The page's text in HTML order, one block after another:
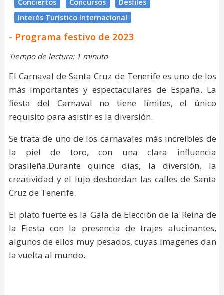
Conciertos
Concursos
Desfiles
Interés Turístico Internacional
- Programa festivo de 2023
Tiempo de lectura: 1 minuto
El Carnaval de Santa Cruz de Tenerife es uno de los
más importantes y espectaculares de España. La
fiesta del Carnaval no tiene límites, el único
requisito para asistir es la diversión.
Se trata de uno de los carnavales más increíbles de
la piel de toro, con una clara influencia
brasileña.Durante quince días, la diversión, la
creatividad y el lujo desbordan las calles de Santa
Cruz de Tenerife.
El plato fuerte es la Gala de Elección de la Reina de
la Fiesta con la presencia de trajes alucinantes,
algunos de ellos muy pesados, cuyas imagenes dan
la vuelta al mundo.